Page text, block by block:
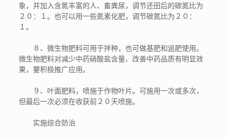
象，并加入含氮丰富的人、畜粪尿，调节还田后的碳氮比为
２０：１。也可以用一些氮素化肥，调节碳氮比为２０：
１。
８、微生物肥料可用于拌种，也可做基肥和追肥使用。
微生物肥料对减少中药硝酸盐含量、改善中药品质有明显效
果，要积极推广应用。
９、叶面肥料，喷施于作物叶片。可施用一次或多次，
但最后一次必须在收获前２０天喷施。
实施综合防治